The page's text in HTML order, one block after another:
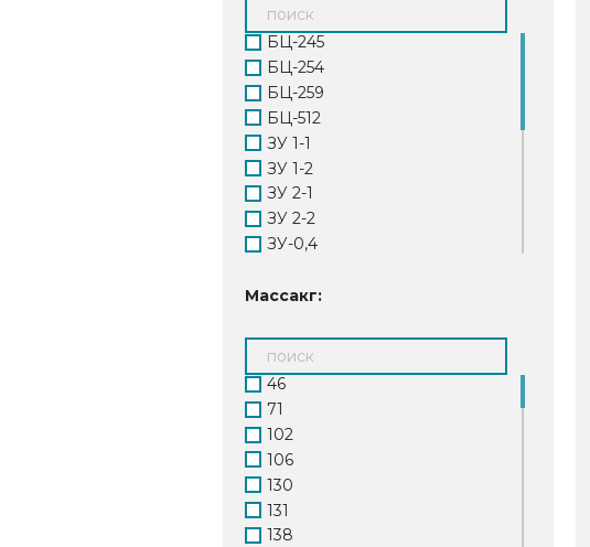
БЦ-245
БЦ-254
БЦ-259
БЦ-512
ЗУ 1-1
ЗУ 1-2
ЗУ 2-1
ЗУ 2-2
ЗУ-0,4
ЗУ-0,8
ЗУ-1,1
ЗУ-1,6
ЗУ-2,15
СДК-ЦН-33
СК-ЦН-34
ЦН-11
ЦН-15
ЦН-24
Массакг:
46
71
102
106
130
131
138